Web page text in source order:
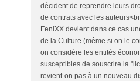
décident de reprendre leurs
de contrats avec les
FeniXX devient dans ce cas
de la Culture (même si on le
on considère les entités
susceptibles de souscrire la
revient-on pas à un nouveau